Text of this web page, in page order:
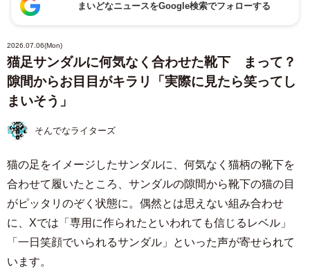
まいどなニュースをGoogle検索でフォローする
2026.07.06(Mon)
猫足サンダルに何気なく合わせた靴下 まって？
隙間からお目目がキラリ「実際に見たら笑ってし
まいそう」
そんでなライターズ
猫の足をイメージしたサンダルに、何気なく猫柄の靴下を
合わせて履いたところ、サンダルの隙間から靴下の猫の目
がピッタリのぞく状態に。偶然とは思えない組み合わせ
に、Xでは「専用に作られたといわれても信じるレベル」
「一日笑顔でいられるサンダル」といった声が寄せられて
います。